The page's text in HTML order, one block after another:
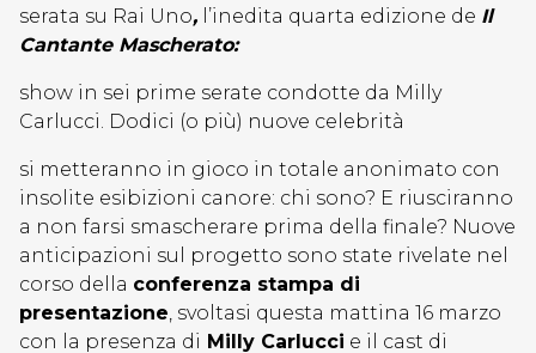
serata su Rai Uno, l’inedita quarta edizione de Il
Cantante Mascherato:
show in sei prime serate condotte da Milly
Carlucci. Dodici (o più) nuove celebrità
si metteranno in gioco in totale anonimato con
insolite esibizioni canore: chi sono? E riusciranno
a non farsi smascherare prima della finale? Nuove
anticipazioni sul progetto sono state rivelate nel
corso della conferenza stampa di
presentazione, svoltasi questa mattina 16 marzo
con la presenza di Milly Carlucci e il cast di